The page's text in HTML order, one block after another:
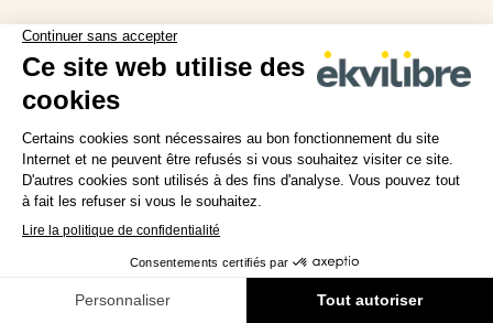
Combien de temps dure un
accompagnement ?
Par où commencer ?